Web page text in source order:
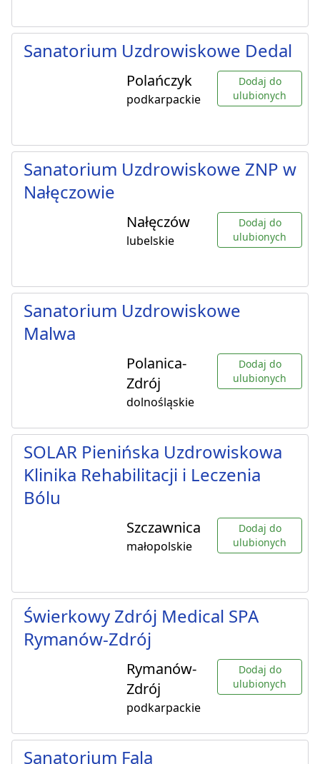
Sanatorium Uzdrowiskowe Dedal
Polańczyk
podkarpackie
Dodaj do
ulubionych
Sanatorium Uzdrowiskowe ZNP w
Nałęczowie
Nałęczów
lubelskie
Dodaj do
ulubionych
Sanatorium Uzdrowiskowe
Malwa
Polanica-
Zdrój
dolnośląskie
Dodaj do
ulubionych
SOLAR Pienińska Uzdrowiskowa
Klinika Rehabilitacji i Leczenia
Bólu
Szczawnica
małopolskie
Dodaj do
ulubionych
Świerkowy Zdrój Medical SPA
Rymanów-Zdrój
Rymanów-
Zdrój
podkarpackie
Dodaj do
ulubionych
Sanatorium Fala